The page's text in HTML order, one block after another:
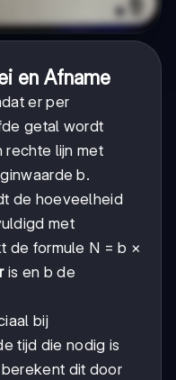
en Afname
er per
getal wordt
rechte lijn met
b.
de hoeveelheid
met
de formule N = b ×
is en b de
bij
tijd die nodig is
dit door